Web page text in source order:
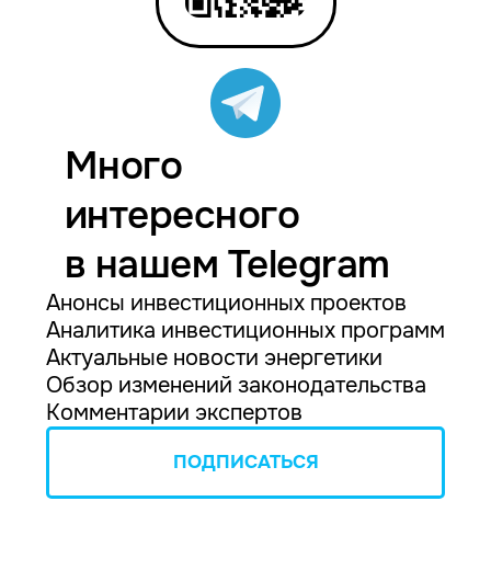
Много
интересного
в нашем Telegram
Анонсы инвестиционных проектов
Аналитика инвестиционных программ
Актуальные новости энергетики
Обзор изменений законодательства
Комментарии экспертов
ПОДПИСАТЬСЯ